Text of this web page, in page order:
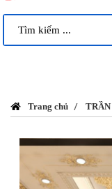
Trang chủ